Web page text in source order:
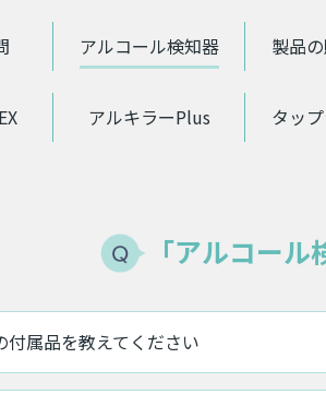
アルコール検知器 製品
アルキラーPlus タッ
「アルコー
付属品を教えてください